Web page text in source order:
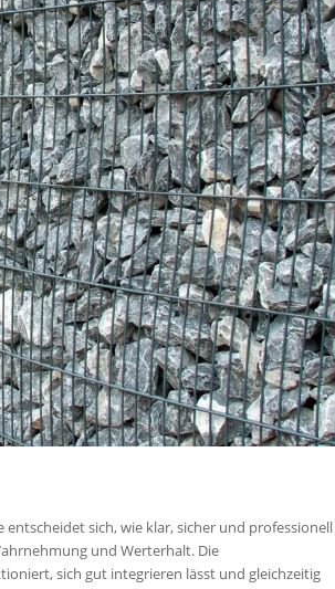
sich, wie klar, sicher und professionell
und Werterhalt. Die
sich gut integrieren lässt und gleichzeitig